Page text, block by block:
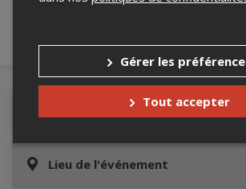
Lieu de l'événement
Gérer les
Tout accepter